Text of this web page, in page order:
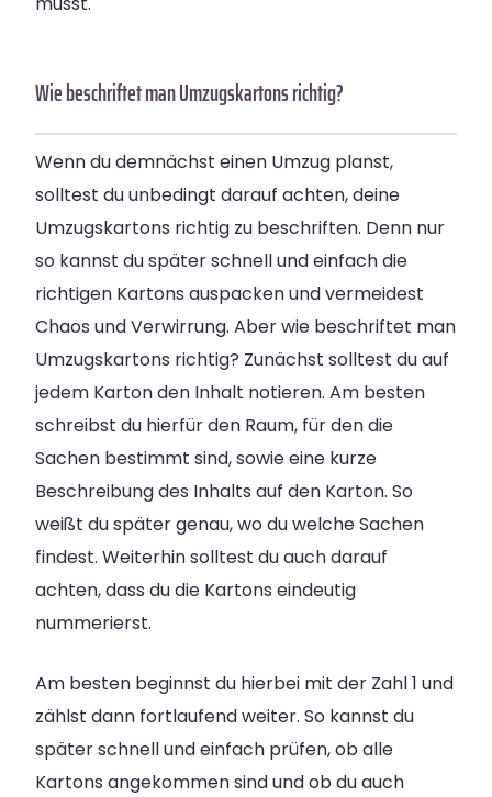
Wie beschriftet man Umzugskartons richtig?
Wenn du demnächst einen Umzug planst,
solltest du unbedingt darauf achten, deine
Umzugskartons richtig zu beschriften. Denn nur
so kannst du später schnell und einfach die
richtigen Kartons auspacken und vermeidest
Chaos und Verwirrung. Aber wie beschriftet man
Umzugskartons richtig? Zunächst solltest du auf
jedem Karton den Inhalt notieren. Am besten
schreibst du hierfür den Raum, für den die
Sachen bestimmt sind, sowie eine kurze
Beschreibung des Inhalts auf den Karton. So
weißt du später genau, wo du welche Sachen
findest. Weiterhin solltest du auch darauf
achten, dass du die Kartons eindeutig
nummerierst.
Am besten beginnst du hierbei mit der Zahl 1 und
zählst dann fortlaufend weiter. So kannst du
später schnell und einfach prüfen, ob alle
Kartons angekommen sind und ob du auch